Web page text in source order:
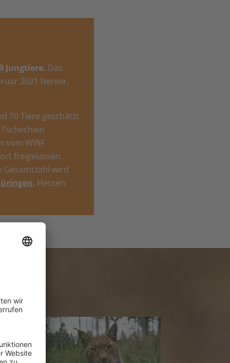
Jungtiere. Das
2021 hervor.
70 Tiere geschätzt.
vom WWF
freigelassen.
Gesamtzahl wird
, Hessen